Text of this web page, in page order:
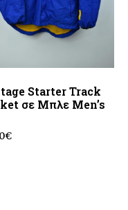
Starter Track
σε Μπλε Men’s
€